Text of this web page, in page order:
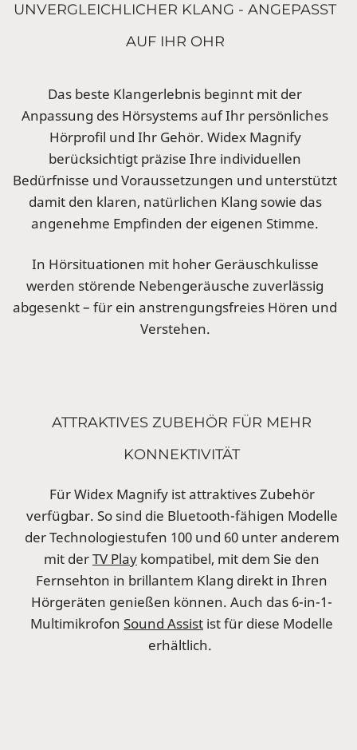
UNVERGLEICHLICHER KLANG - ANGEPASST
AUF IHR OHR
Das beste Klangerlebnis beginnt mit der
Anpassung des Hörsystems auf Ihr persönliches
Hörprofil und Ihr Gehör. Widex Magnify
berücksichtigt präzise Ihre individuellen
Bedürfnisse und Voraussetzungen und unterstützt
damit den klaren, natürlichen Klang sowie das
angenehme Empfinden der eigenen Stimme.
In Hörsituationen mit hoher Geräuschkulisse
werden störende Nebengeräusche zuverlässig
abgesenkt – für ein anstrengungsfreies Hören und
Verstehen.
ATTRAKTIVES ZUBEHÖR FÜR MEHR
KONNEKTIVITÄT
Für Widex Magnify ist attraktives Zubehör
verfügbar. So sind die Bluetooth-fähigen Modelle
der Technologiestufen 100 und 60 unter anderem
mit derTV Play kompatibel, mit dem Sie den
Fernsehton in brillantem Klang direkt in Ihren
Hörgeräten genießen können. Auch das 6-in-1-
Multimikrofon Sound Assist ist für diese Modelle
erhältlich.